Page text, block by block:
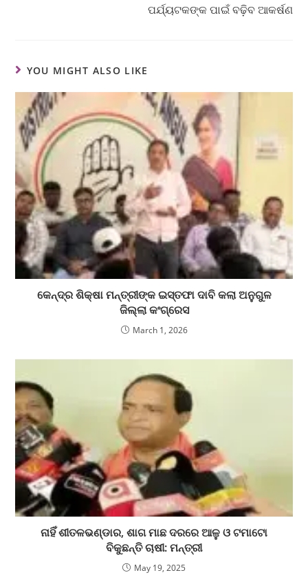
ପର୍ଯ୍ୟଟକଙ୍କ ପାଇଁ ବଢ଼ିବ ଆକର୍ଷଣ
YOU MIGHT ALSO LIKE
କେନ୍ଦ୍ର ଶିକ୍ଷା ମନ୍ତ୍ରୀଙ୍କ ଇସ୍ତଫା ଦାବି କଲା ଅନୁଗୁଳ
ଜିଲ୍ଲା କଂଗ୍ରେସ
March 1, 2026
ନାହିଁ ଶୀତଳଭଣ୍ଡାର, ଶାଗ ମାଛ ଦରରେ ଆଳୁ ଓ ଟମାଟୋ
ବିକୁଛନ୍ତି ଚାଷୀ: ମନ୍ତ୍ରୀ
May 19, 2025